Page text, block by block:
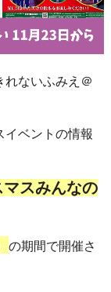
れないふみえ＠
イベントの情報
マスみんなの
の期間で開催さ